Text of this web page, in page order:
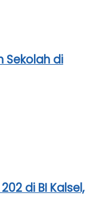
Sekolah di
di BI Kalsel,